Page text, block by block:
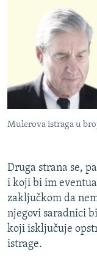
Mulerova istraga u
Druga strana se,
i koji bi im
zaključkom da
njegovi saradnici
koji isključuje
istrage.